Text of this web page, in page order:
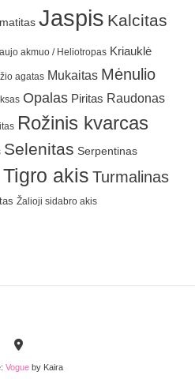
Jaspis Kalcitas
akmuo / Heliotropas Kriauklė
agatas Mukaitas Mėnulio
Opalas Piritas Raudonas
Rožinis kvarcas
Selenitas Serpentinas
Tigro akis Turmalinas
Žalioji sidabro akis
Vogueby Kaira